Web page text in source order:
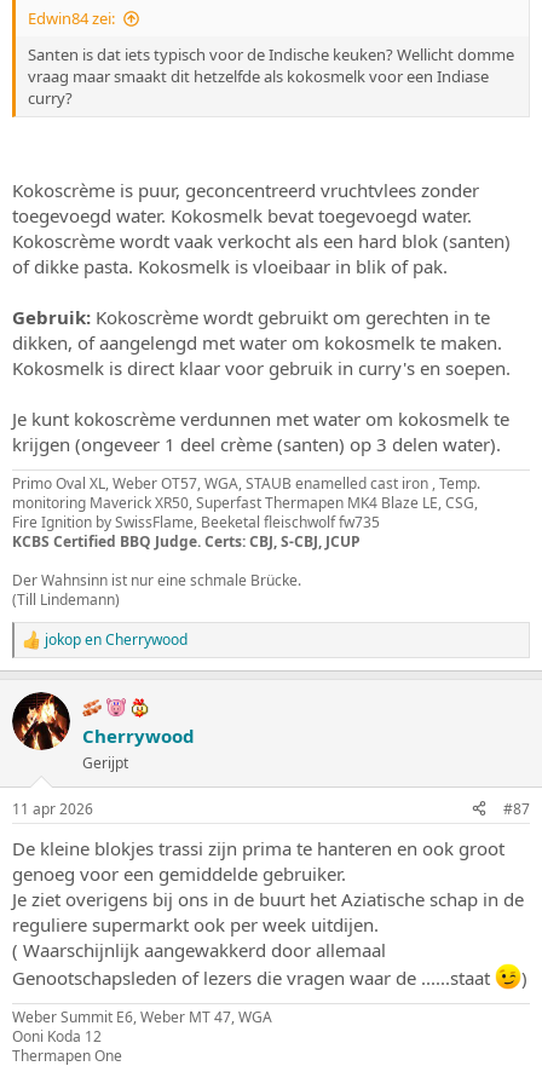
Edwin84 zei:
Santen is dat iets typisch voor de Indische keuken? Wellicht domme
vraag maar smaakt dit hetzelfde als kokosmelk voor een Indiase
curry?
Kokoscrème is puur, geconcentreerd vruchtvlees zonder
toegevoegd water. Kokosmelk bevat toegevoegd water.
Kokoscrème wordt vaak verkocht als een hard blok (santen)
of dikke pasta. Kokosmelk is vloeibaar in blik of pak.
Gebruik: Kokoscrème wordt gebruikt om gerechten in te
dikken, of aangelengd met water om kokosmelk te maken.
Kokosmelk is direct klaar voor gebruik in curry's en soepen.
Je kunt kokoscrème verdunnen met water om kokosmelk te
krijgen (ongeveer 1 deel crème (santen) op 3 delen water).
Primo Oval XL, Weber OT57, WGA, STAUB enamelled cast iron , Temp.
monitoring Maverick XR50, Superfast Thermapen MK4 Blaze LE, CSG,
Fire Ignition by SwissFlame, Beeketal fleischwolf fw735
KCBS Certified BBQ Judge. Certs: CBJ, S-CBJ, JCUP
Der Wahnsinn ist nur eine schmale Brücke.
(Till Lindemann)
W
a
r
d
e
i
n
g
e
n
:
jokopenCherrywood
Cherrywood
Gerijpt
11 apr 2026 #87
De kleine blokjes trassi zijn prima te hanteren en ook groot
genoeg voor een gemiddelde gebruiker.
Je ziet overigens bij ons in de buurt het Aziatische schap in de
reguliere supermarkt ook per week uitdijen.
( Waarschijnlijk aangewakkerd door allemaal
Genootschapsleden of lezers die vragen waar de ......staat
)
Weber Summit E6, Weber MT 47, WGA
Ooni Koda 12
Thermapen One